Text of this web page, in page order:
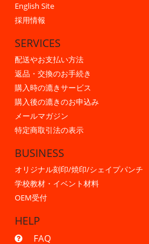
English Site
採用情報
SERVICES
配送やお支払い方法
返品・交換のお手続き
購入時の漉きサービス
購入後の漉きのお申込み
メールマガジン
特定商取引法の表示
BUSINESS
オリジナル刻印/焼印/シェイプパンチ
学校教材・イベント材料
OEM受付
HELP
FAQ